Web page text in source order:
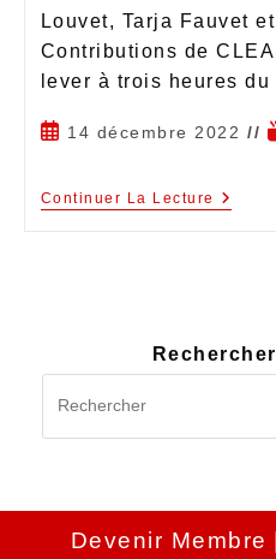
Louvet, Tarja Fauvet
Contributions de
lever à trois heures
14 décembre 2022
Continuer La Lecture
Devenir Membre